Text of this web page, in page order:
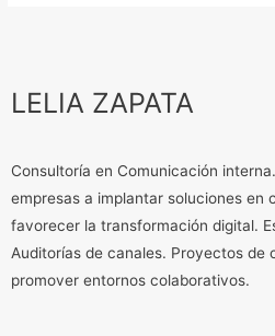
LELIA ZAPATA
Consultoría en Comunicación
empresas a implantar soluciones en
favorecer la transformación digital.
Auditorías de canales. Proyectos de
promover entornos colaborativos.